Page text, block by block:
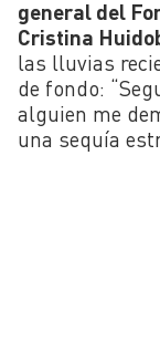
general del
Cristina
las lluvias
de fondo:
alguien me
una sequía